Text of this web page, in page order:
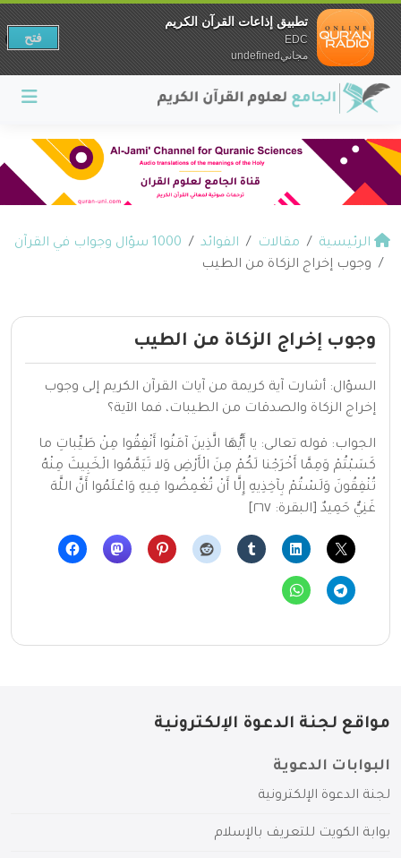
الرئيسية مقالات الفوائد
1000 سؤال وجواب في القرآن
وجوب إخراج الزكاة من الطيب
وجوب إخراج الزكاة من الطيب
السؤال: أشارت آية كريمة من آيات القرآن الكريم إلى وجوب
إخراج الزكاة والصدقات من الطيبات، فما الآية؟
الجواب: قوله تعالى: يا أَيُّهَا الَّذِينَ آمَنُوا أَنْفِقُوا مِنْ طَيِّباتِ ما
كَسَبْتُمْ وَمِمَّا أَخْرَجْنا لَكُمْ مِنَ الْأَرْضِ وَلا تَيَمَّمُوا الْخَبِيثَ مِنْهُ
تُنْفِقُونَ وَلَسْتُمْ بِآخِذِيهِ إِلَّا أَنْ تُغْمِضُوا فِيهِ وَاعْلَمُوا أَنَّ اللَّهَ
غَنِيٌّ حَمِيدٌ [البقرة: ٢٦٧]
مواقع لجنة الدعوة الإلكترونية
البوابات الدعوية
لجنة الدعوة الإلكترونية
بوابة الكويت للتعريف بالإسلام
تطبيق إذاعات القرآن الكريم
EDC
مجانيundefined
فتح